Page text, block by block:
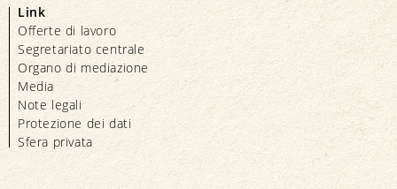
Link
Offerte di lavoro
Segretariato centrale
Organo di mediazione
Media
Note legali
Protezione dei dati
Sfera privata